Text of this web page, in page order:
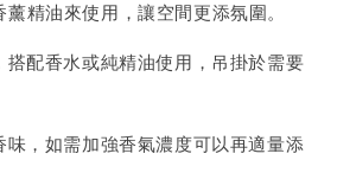
精油來使用，讓空間更添氛圍。
配香水或純精油使用，吊掛於需要
，如需加強香氣濃度可以再適量添